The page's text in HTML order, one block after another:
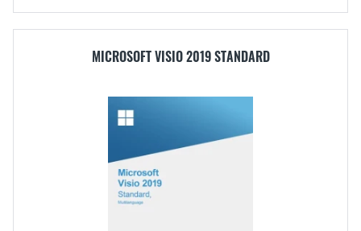
MICROSOFT VISIO 2019 STANDARD